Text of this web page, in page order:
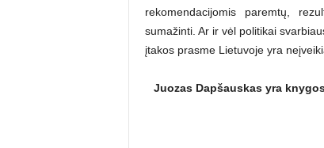
rekomendacijomis paremtų,
sumažinti. Ar ir vėl politikai
įtakos prasme Lietuvoje yra
Juozas Dapšauskas yra